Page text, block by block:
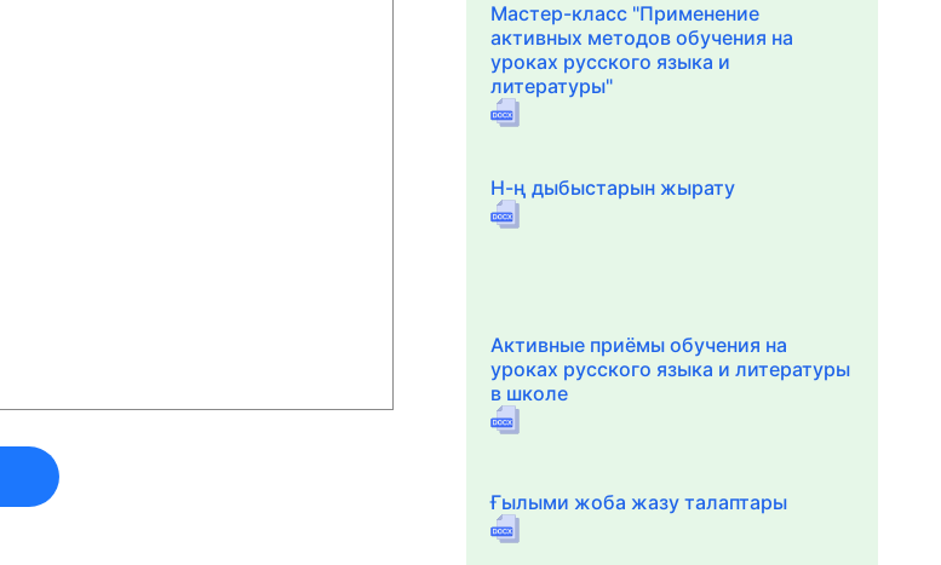
Мастер-класс "Применение
активных методов обучения на
уроках русского языка и
литературы"
Н-ң дыбыстарын жырату
Активные приёмы обучения на
уроках русского языка и литературы
в школе
Ғылыми жоба жазу талаптары